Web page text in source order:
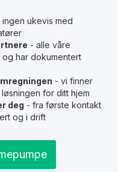
ingen ukevis med
- alle våre
har dokumentert
- vi finner
for ditt hjem
deg - fra første kontakt
og i drift